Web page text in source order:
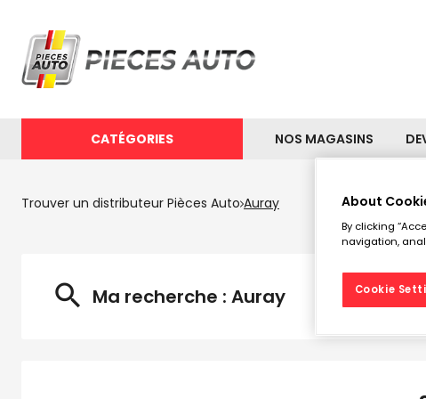
CATÉGORIES NOS MAGASINS
Trouver un distributeur Pièces Auto Auray
Les
Ma recherche : Auray
About
By clicking
navigation,
Cookie